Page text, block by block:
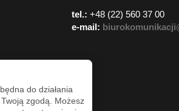
tel.: +48 (22) 560 37 00
e-mail:
do działania
zgodą. Możesz